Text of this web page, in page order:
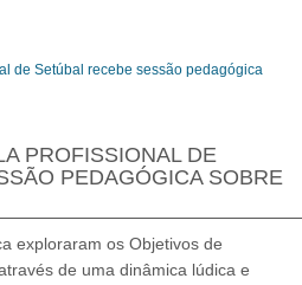
PROFISSIONAL DE
PEDAGÓGICA SOBRE
exploraram os Objetivos de
de uma dinâmica lúdica e